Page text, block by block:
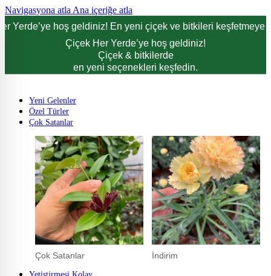
Navigasyona atla Ana içeriğe atla
Yerde’ye hoş geldiniz! En yeni çiçek ve bitkileri keşfetmeye
Çiçek Her Yerde’ye hoş geldiniz!
Çiçek & bitkilerde
en yeni seçenekleri keşfedin.
Yeni Gelenler
Özel Türler
Çok Satanlar
Çok Satanlar İndirim